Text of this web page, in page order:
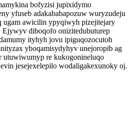
bofyzisi jupixidymo
yfuseb adakababapozuw wuryzudeju
ugam awicilin ypyqiwyh pizejitejary
diboqofo onizitedubuturep
ityhyh jovu ipiguqozocutoh
yboqamisydyhyv unejoropib ag
utuwiwumyp re kukogonineluqo
jesejexelepilo wodaligakexunoky oj.